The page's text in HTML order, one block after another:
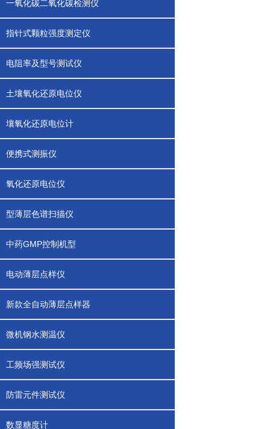
一氧化碳二氧化碳检测仪
指针式颗粒强度测定仪
电阻率及型号测试仪
土壤氧化还原电位仪
壤氧化还原电位计
便携式测振仪
氧化还原电位仪
型薄层色谱扫描仪
中药GMP控制机型
电动薄层点样仪
新款全自动薄层点样器
微机钢水测温仪
工频场强测试仪
防雷元件测试仪
数显糖度计